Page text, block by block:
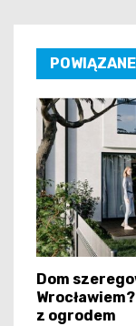
Dom
z ogrodem